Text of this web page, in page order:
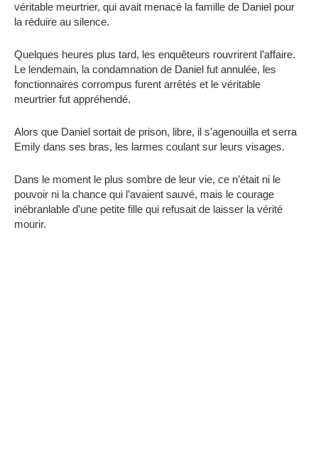
véritable meurtrier, qui avait menacé la famille de Daniel pour
la réduire au silence.
Quelques heures plus tard, les enquêteurs rouvrirent l’affaire.
Le lendemain, la condamnation de Daniel fut annulée, les
fonctionnaires corrompus furent arrêtés et le véritable
meurtrier fut appréhendé.
Alors que Daniel sortait de prison, libre, il s’agenouilla et serra
Emily dans ses bras, les larmes coulant sur leurs visages.
Dans le moment le plus sombre de leur vie, ce n’était ni le
pouvoir ni la chance qui l’avaient sauvé, mais le courage
inébranlable d’une petite fille qui refusait de laisser la vérité
mourir.